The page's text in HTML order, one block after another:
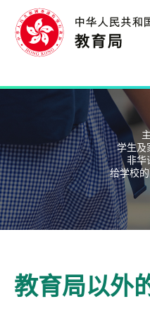
学生及
非华
给学校
教育局以外